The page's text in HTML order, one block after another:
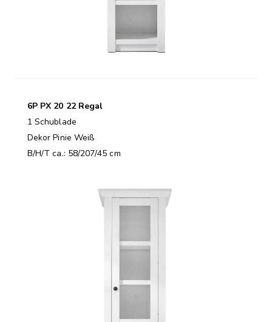
6P PX 20 22 Regal
1 Schublade
Dekor Pinie Weiß
B/H/T ca.: 58/207/45 cm